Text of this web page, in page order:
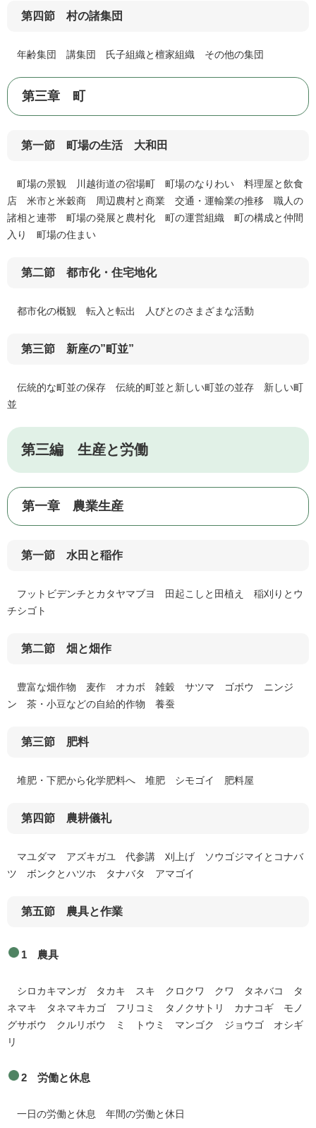
第四節 村の諸集団
年齢集団 講集団 氏子組織と檀家組織 その他の集団
第三章 町
第一節 町場の生活 大和田
町場の景観 川越街道の宿場町 町場のなりわい 料理屋と飲食
店 米市と米穀商 周辺農村と商業 交通・運輸業の推移 職人の
諸相と連帯 町場の発展と農村化 町の運営組織 町の構成と仲間
入り 町場の住まい
第二節 都市化・住宅地化
都市化の概観 転入と転出 人びとのさまざまな活動
第三節 新座の”町並”
伝統的な町並の保存 伝統的町並と新しい町並の並存 新しい町
並
第三編 生産と労働
第一章 農業生産
第一節 水田と稲作
フットビデンチとカタヤマブヨ 田起こしと田植え 稲刈りとウ
チシゴト
第二節 畑と畑作
豊富な畑作物 麦作 オカボ 雑穀 サツマ ゴボウ ニンジ
ン 茶・小豆などの自給的作物 養蚕
第三節 肥料
堆肥・下肥から化学肥料へ 堆肥 シモゴイ 肥料屋
第四節 農耕儀礼
マユダマ アズキガユ 代参講 刈上げ ソウゴジマイとコナバ
ツ ボンクとハツホ タナバタ アマゴイ
第五節 農具と作業
1 農具
シロカキマンガ タカキ スキ クロクワ クワ タネバコ タ
ネマキ タネマキカゴ フリコミ タノクサトリ カナコギ モノ
グサボウ クルリボウ ミ トウミ マンゴク ジョウゴ オシギ
リ
2 労働と休息
一日の労働と休息 年間の労働と休日